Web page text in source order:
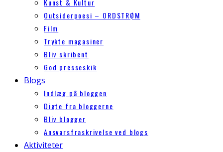
Kunst & Kultur
Outsiderpoesi – ORDSTRØM
Film
Trykte magasiner
Bliv skribent
God presseskik
Blogs
Indlæg på bloggen
Digte fra bloggerne
Bliv blogger
Ansvarsfraskrivelse ved blogs
Aktiviteter